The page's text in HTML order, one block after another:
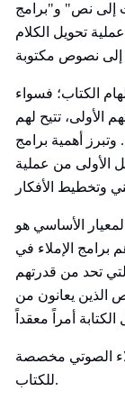
إلى نص" و"برامج
تحويل الكلام
الكتاب؛ فسواء
الأولى، تتيح لهم
أهمية برامج
الأولى من عملية
الأساسي هو
الإملاء في
تحد من قدرتهم
الذين يعانون من
برنامجاً للإملاء الصوتي مخصصة
للكتاب.